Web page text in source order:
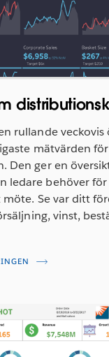
rullande
mätvärden för
Den ger en
ledare behöver
Se var ditt
vinst,